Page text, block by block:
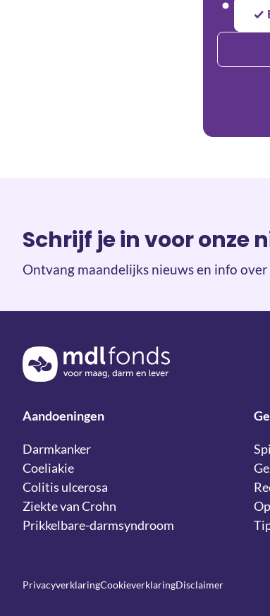
Schrijf je in voor onze
Ontvang maandelijks nieuws en info
Terug naar de homepage
Aandoeningen
Darmkanker
Coeliakie
Colitis ulcerosa
Ziekte van Crohn
Prikkelbare-darmsyndroom
PrivacyverklaringCookieverklaringDisclaimer